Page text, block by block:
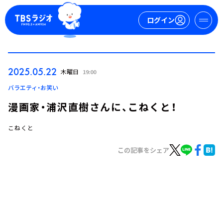
ログイン
ログイン
2025.05.22 木曜日 19:00
バラエティ・お笑い
漫画家・浦沢直樹さんに、こねくと！
こねくと
この記事をシェア